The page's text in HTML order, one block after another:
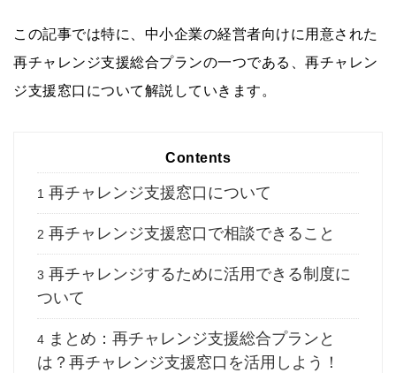
この記事では特に、中小企業の経営者向けに用意された
再チャレンジ支援総合プランの一つである、再チャレン
ジ支援窓口について解説していきます。
Contents
1 再チャレンジ支援窓口について
2 再チャレンジ支援窓口で相談できること
3 再チャレンジするために活用できる制度に
ついて
4 まとめ：再チャレンジ支援総合プランと
は？再チャレンジ支援窓口を活用しよう！